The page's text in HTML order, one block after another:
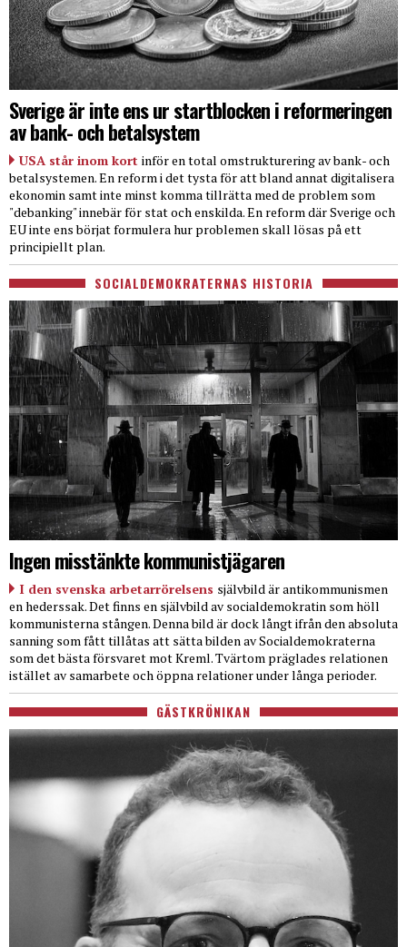
Sverige är inte ens ur startblocken i reformeringen
av bank- och betalsystem
USA står inom kort inför en total omstrukturering av bank- och
betalsystemen. En reform i det tysta för att bland annat digitalisera
ekonomin samt inte minst komma tillrätta med de problem som
"debanking" innebär för stat och enskilda. En reform där Sverige och
EU inte ens börjat formulera hur problemen skall lösas på ett
principiellt plan.
SOCIALDEMOKRATERNAS HISTORIA
Ingen misstänkte kommunistjägaren
I den svenska arbetarrörelsens självbild är antikommunismen
en hederssak. Det finns en självbild av socialdemokratin som höll
kommunisterna stången. Denna bild är dock långt ifrån den absoluta
sanning som fått tillåtas att sätta bilden av Socialdemokraterna
som det bästa försvaret mot Kreml. Tvärtom präglades relationen
istället av samarbete och öppna relationer under långa perioder.
GÄSTKRÖNIKAN